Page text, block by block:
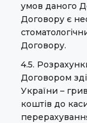
умов даного
Договору є
Договору.
4.5.
Договором
України –
коштів до